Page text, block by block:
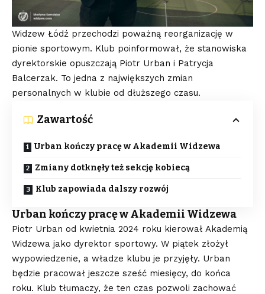
Widzew Łódź przechodzi poważną reorganizację w
pionie sportowym. Klub poinformował, że stanowiska
dyrektorskie opuszczają Piotr Urban i Patrycja
Balcerzak. To jedna z największych zmian
personalnych w klubie od dłuższego czasu.
Zawartość
Urban kończy pracę w Akademii Widzewa
Zmiany dotknęły też sekcję kobiecą
Klub zapowiada dalszy rozwój
Urban kończy pracę w Akademii Widzewa
Piotr Urban od kwietnia 2024 roku kierował Akademią
Widzewa jako dyrektor sportowy. W piątek złożył
wypowiedzenie, a władze klubu je przyjęły. Urban
będzie pracował jeszcze sześć miesięcy, do końca
roku. Klub tłumaczy, że ten czas pozwoli zachować